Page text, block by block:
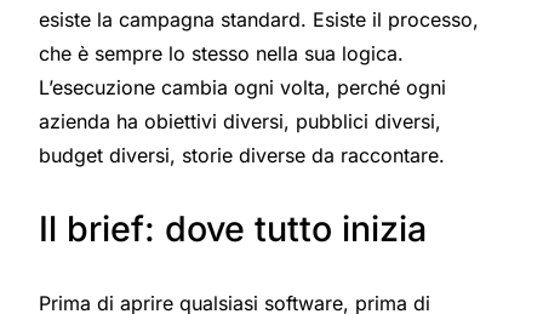
esiste la campagna standard. Esiste il processo,
che è sempre lo stesso nella sua logica.
L’esecuzione cambia ogni volta, perché ogni
azienda ha obiettivi diversi, pubblici diversi,
budget diversi, storie diverse da raccontare.
Il brief: dove tutto inizia
Prima di aprire qualsiasi software, prima di